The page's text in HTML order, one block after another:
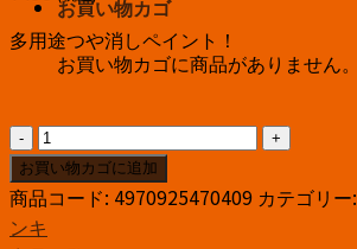
お買い物カゴ
お買い物カゴに商品がありません。
多用途つや消しペイント！
ｱ
ｻ
ﾋ
ﾍﾟ
お買い物カゴに追加
商品コード: 4970925470409 カテゴリー:
ンキ